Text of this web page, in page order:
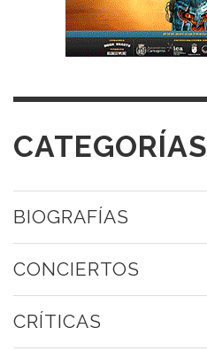
CATEGORÍAS
BIOGRAFÍAS
CONCIERTOS
CRÍTICAS